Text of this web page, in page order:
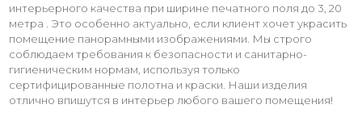
интерьерного качества при ширине печатного поля до 3, 20
метра . Это особенно актуально, если клиент хочет украсить
помещение панорамными изображениями. Мы строго
соблюдаем требования к безопасности и санитарно-
гигиеническим нормам, используя только
сертифицированные полотна и краски. Наши изделия
отлично впишутся в интерьер любого вашего помещения!